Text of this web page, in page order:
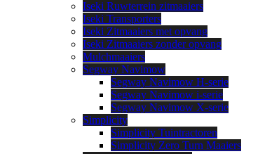
Iseki Ruwterrein zitmaaiers
Iseki Transporters
Iseki Zitmaaiers met opvang
Iseki Zitmaaiers zonder opvang
Mulchmaaiers
Segway Navimow
Segway Navimow H-serie
Segway Navimow i-serie
Segway Navimow X-serie
Simplicity
Simplicity Tuintractoren
Simplicity Zero Turn Maaiers